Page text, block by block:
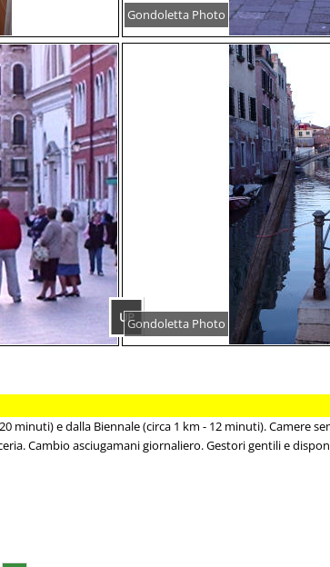
UP
Gondoletta Photo
Gondoletta Photo
minuti) e dalla Biennale (circa 1 km - 12 minuti). Camere
Cambio asciugamani giornaliero. Gestori gentili e